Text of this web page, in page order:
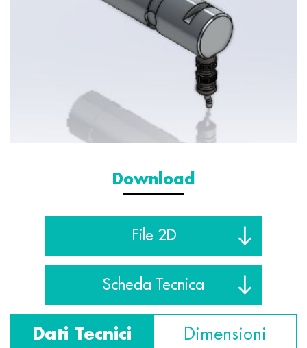
Download
File 2D
Scheda Tecnica
Dati Tecnici Dimensioni